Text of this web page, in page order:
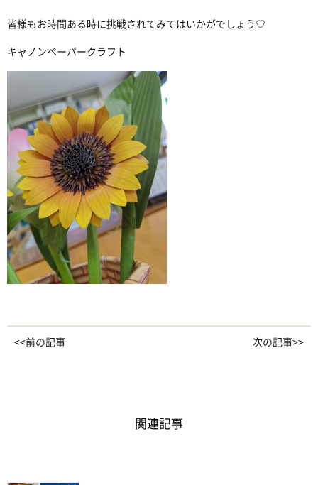
皆様もお時間ある時に挑戦されてみてはいかがでしょう♡
キャノンペーパークラフト
<<前の記事 次の記事>>
関連記事